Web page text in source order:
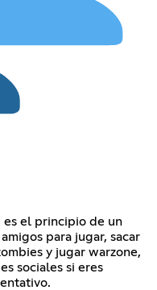
es el principio de un
para jugar, sacar
y jugar warzone,
sociales si eres